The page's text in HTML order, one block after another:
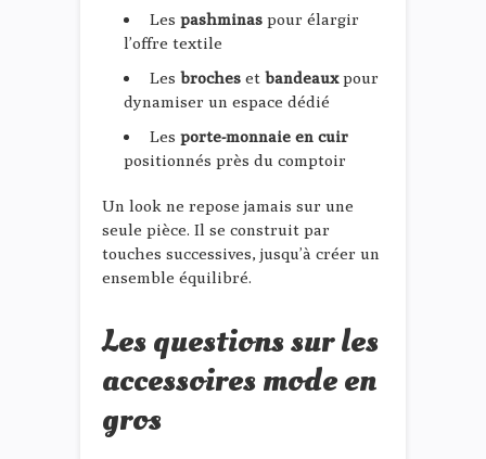
Les pashminas pour élargir
l’offre textile
Les broches et bandeauxpour
dynamiser un espace dédié
Les porte-monnaie en cuir
positionnés près du comptoir
Un look ne repose jamais sur une
seule pièce. Il se construit par
touches successives, jusqu’à créer un
ensemble équilibré.
Les questions sur les
accessoires mode en
gros